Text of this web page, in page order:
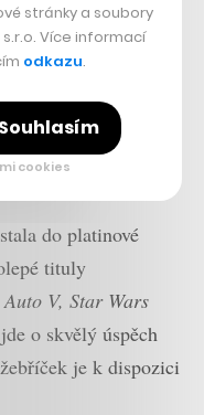
tomto žebříčku
jeho kamionové
Simulator 2
ve stříbrné,
do platinové
tituly
V, Star Wars
o skvělý úspěch
je k dispozici
stránky a soubory
Více informací
odkazu.
Souhlasím
cookies